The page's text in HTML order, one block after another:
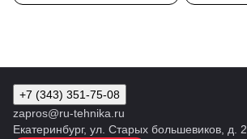
+7 (343) 351-75-08
zapros@ru-tehnika.ru
Екатеринбург, ул. Старых большевиков, д. 2